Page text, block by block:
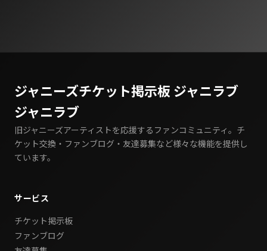
ジャニーズチケット掲示板 ジャニラブ
ジャニラブ
旧ジャニーズアーティストを応援するファンコミュニティ。チ
ケット交換・ファンブログ・友達募集など様々な機能を提供し
ています。
サービス
チケット掲示板
ファンブログ